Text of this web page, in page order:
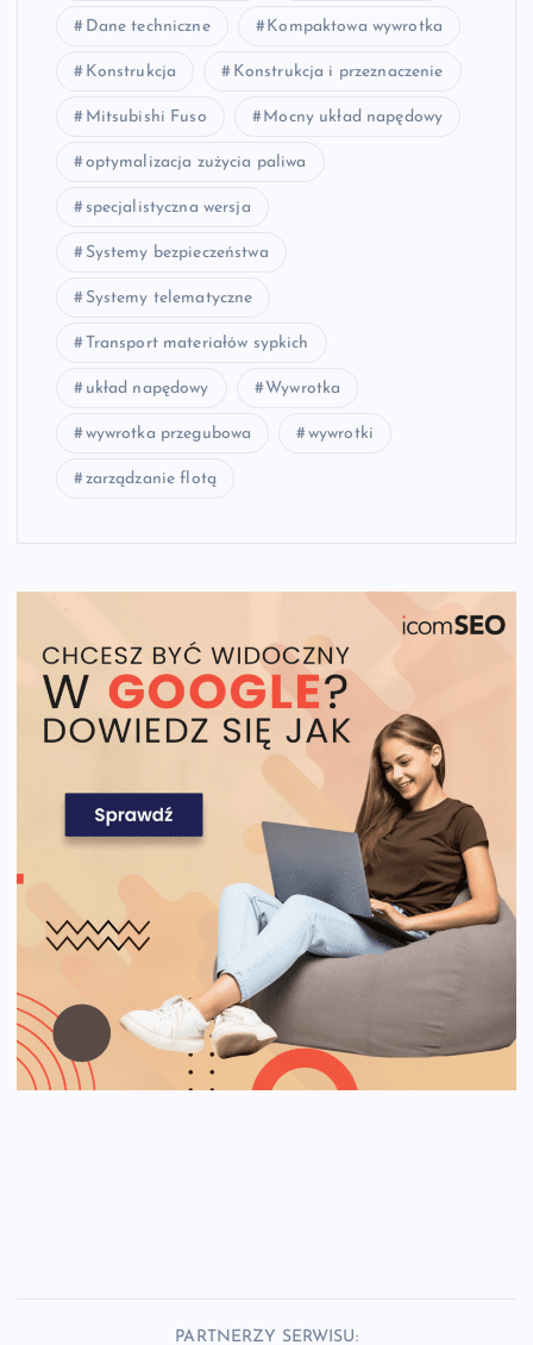
Dane techniczne Kompaktowa wywrotka
Konstrukcja Konstrukcja i przeznaczenie
Mitsubishi Fuso Mocny układ napędowy
optymalizacja zużycia paliwa
specjalistyczna wersja
Systemy bezpieczeństwa
Systemy telematyczne
Transport materiałów sypkich
układ napędowy Wywrotka
wywrotka przegubowa wywrotki
zarządzanie flotą
PARTNERZY SERWISU: